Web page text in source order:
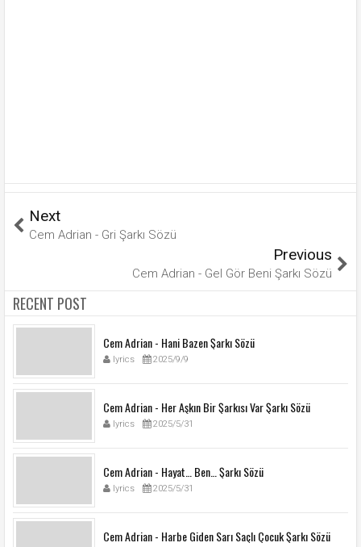
Next
Cem Adrian - Gri Şarkı Sözü
Previous
Cem Adrian - Gel Gör Beni Şarkı Sözü
RECENT POST
Cem Adrian - Hani Bazen Şarkı Sözü
lyrics 2025/9/9
Cem Adrian - Her Aşkın Bir Şarkısı Var Şarkı Sözü
lyrics 2025/5/31
Cem Adrian - Hayat… Ben… Şarkı Sözü
lyrics 2025/5/31
Cem Adrian - Harbe Giden Sarı Saçlı Çocuk Şarkı Sözü